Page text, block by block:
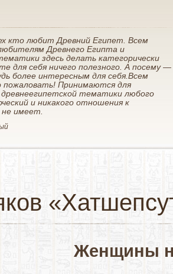
кто любит Древний Египет. Всем
Древнего Египта и
здесь делать категорически
для себя ничего полезного. А посему —
более интересным для себя.Всем
Принимаются для
тематики любого
и никакого отношения к
имеет.
Женщины